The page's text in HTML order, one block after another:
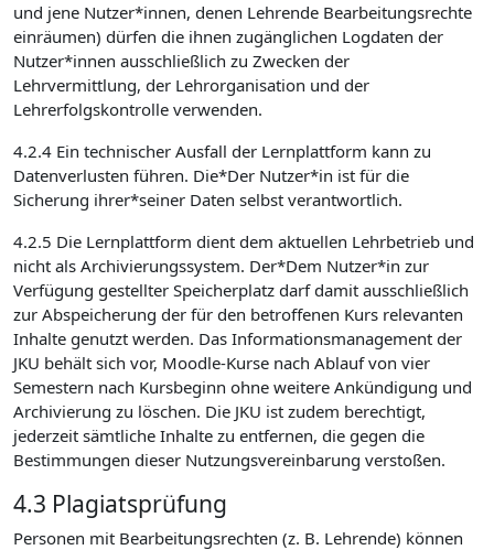
und jene Nutzer*innen, denen Lehrende Bearbeitungsrechte
einräumen) dürfen die ihnen zugänglichen Logdaten der
Nutzer*innen ausschließlich zu Zwecken der
Lehrvermittlung, der Lehrorganisation und der
Lehrerfolgskontrolle verwenden.
4.2.4 Ein technischer Ausfall der Lernplattform kann zu
Datenverlusten führen. Die*Der Nutzer*in ist für die
Sicherung ihrer*seiner Daten selbst verantwortlich.
4.2.5 Die Lernplattform dient dem aktuellen Lehrbetrieb und
nicht als Archivierungssystem. Der*Dem Nutzer*in zur
Verfügung gestellter Speicherplatz darf damit ausschließlich
zur Abspeicherung der für den betroffenen Kurs relevanten
Inhalte genutzt werden. Das Informationsmanagement der
JKU behält sich vor, Moodle-Kurse nach Ablauf von vier
Semestern nach Kursbeginn ohne weitere Ankündigung und
Archivierung zu löschen. Die JKU ist zudem berechtigt,
jederzeit sämtliche Inhalte zu entfernen, die gegen die
Bestimmungen dieser Nutzungsvereinbarung verstoßen.
4.3 Plagiatsprüfung
Personen mit Bearbeitungsrechten (z. B. Lehrende) können